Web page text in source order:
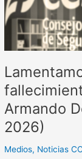
Armando
2026)
Medios, Noticias
Devia
Moncaleano
(1924
2026)